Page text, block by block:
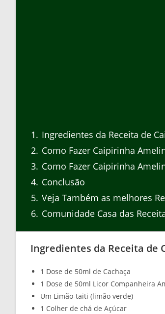
1
Ingredientes da Receita de
2 Como Fazer Caipirinha
3 Como Fazer Caipirinha
4 Conclusão
5 Veja Também as melhores
6 Comunidade Casa das
Ingredientes da Receita de
1 Dose de 50ml de Cachaça
1 Dose de 50ml Licor Companheira
Um Limão-taiti (limão verde)
1 Colher de chá de Açúcar